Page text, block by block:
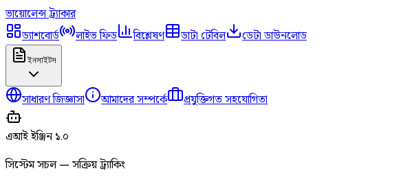
ভায়োলেন্সট্র্যাকার
ড্যাশবোর্ড
লাইভ ফিড বিশ্লেষণ ডাটা টেবিল ডেটা ডাউনলোড
ইনসাইটস
সাধারণ জিজ্ঞাসা আমাদের সম্পর্কে প্রযুক্তিগত সহযোগিতা
এআই ইঞ্জিন ১.০
সিস্টেম সচল — সক্রিয় ট্র্যাকিং